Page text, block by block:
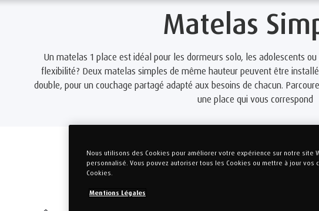
Matelas
Un matelas 1 place est idéal pour les dormeurs solo, les adolescents ou
flexibilité? Deux matelas simples de même hauteur peuvent être
double, pour un couchage partagé adapté aux besoins de chacun.
une place qui vous correspond
Nous utilisons des Cookies pour améliorer votre expérience sur notre site
personnalisé. Vous pouvez autoriser tous les Cookies ou mettre à jour vos
Cookies.
Mentions Légales